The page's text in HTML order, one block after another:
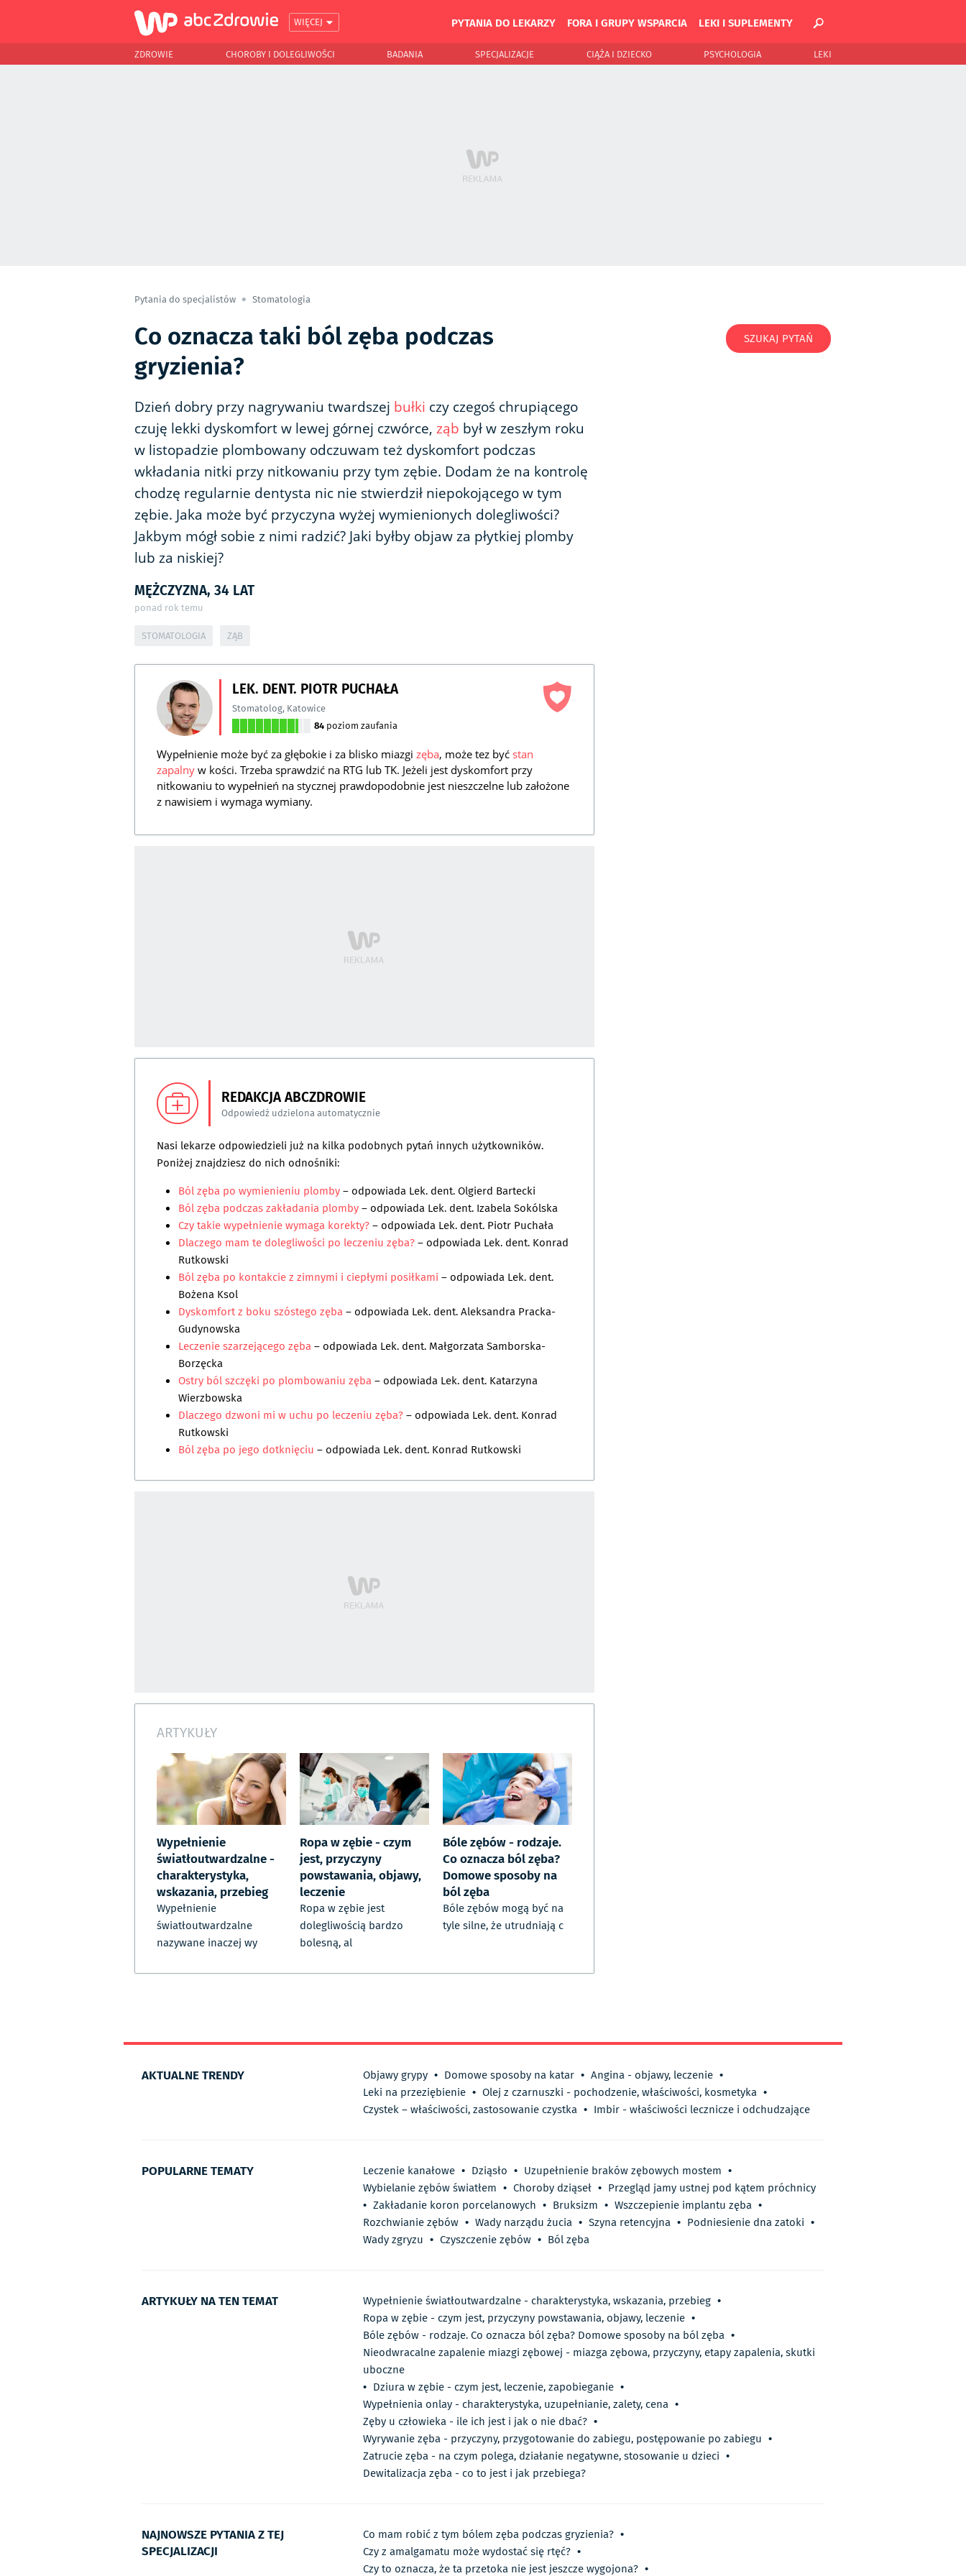
WIĘCEJ PYTANIA DO LEKARZY FORA I GRUPY WSPARCIA LEKI I SUPLEMENTY
ZDROWIE CHOROBY I DOLEGLIWOŚCI BADANIA SPECJALIZACJE CIĄŻA I DZIECKO PSYCHOLOGIA LEKI
Pytania do specjalistów Stomatologia
Co oznacza taki ból zęba podczas
gryzienia?
Dzień dobry przy nagrywaniu twardszej bułki czy czegoś chrupiącego
czuję lekki dyskomfort w lewej górnej czwórce, ząb był w zeszłym roku
w listopadzie plombowany odczuwam też dyskomfort podczas
wkładania nitki przy nitkowaniu przy tym zębie. Dodam że na kontrolę
chodzę regularnie dentysta nic nie stwierdził niepokojącego w tym
zębie. Jaka może być przyczyna wyżej wymienionych dolegliwości?
Jakbym mógł sobie z nimi radzić? Jaki byłby objaw za płytkiej plomby
lub za niskiej?
MĘŻCZYZNA, 34 LAT
ponad rok temu
STOMATOLOGIA ZĄB
LEK. DENT. PIOTR PUCHAŁA
Stomatolog, Katowice
84 poziom zaufania
Wypełnienie może być za głębokie i za blisko miazgi zęba, może tez być stan
zapalny w kości. Trzeba sprawdzić na RTG lub TK. Jeżeli jest dyskomfort przy
nitkowaniu to wypełnień na stycznej prawdopodobnie jest nieszczelne lub założone
z nawisiem i wymaga wymiany.
REDAKCJA ABCZDROWIE
Odpowiedź udzielona automatycznie
Nasi lekarze odpowiedzieli już na kilka podobnych pytań innych użytkowników.
Poniżej znajdziesz do nich odnośniki:
Ból zęba po wymienieniu plomby– odpowiada Lek. dent. Olgierd Bartecki
Ból zęba podczas zakładania plomby– odpowiada Lek. dent. Izabela Sokólska
Czy takie wypełnienie wymaga korekty?– odpowiada Lek. dent. Piotr Puchała
Dlaczego mam te dolegliwości po leczeniu zęba?– odpowiada Lek. dent. Konrad
Rutkowski
Ból zęba po kontakcie z zimnymi i ciepłymi posiłkami – odpowiada Lek. dent.
Bożena Ksol
Dyskomfort z boku szóstego zęba– odpowiada Lek. dent. Aleksandra Pracka-
Gudynowska
Leczenie szarzejącego zęba– odpowiada Lek. dent. Małgorzata Samborska-
Borzęcka
Ostry ból szczęki po plombowaniu zęba– odpowiada Lek. dent. Katarzyna
Wierzbowska
Dlaczego dzwoni mi w uchu po leczeniu zęba?– odpowiada Lek. dent. Konrad
Rutkowski
Ból zęba po jego dotknięciu – odpowiada Lek. dent. Konrad Rutkowski
ARTYKUŁY
Wypełnienie
światłoutwardzalne -
charakterystyka,
wskazania, przebieg
Wypełnienie
światłoutwardzalne
nazywane inaczej wy
Ropa w zębie - czym
jest, przyczyny
powstawania, objawy,
leczenie
Ropa w zębie jest
dolegliwością bardzo
bolesną, al
Bóle zębów - rodzaje.
Co oznacza ból zęba?
Domowe sposoby na
ból zęba
Bóle zębów mogą być na
tyle silne, że utrudniają c
SZUKAJ PYTAŃ
AKTUALNE TRENDY Objawy grypy • Domowe sposoby na katar • Angina - objawy, leczenie •
Leki na przeziębienie • Olej z czarnuszki - pochodzenie, właściwości, kosmetyka •
Czystek – właściwości, zastosowanie czystka • Imbir - właściwości lecznicze i odchudzające
POPULARNE TEMATY Leczenie kanałowe • Dziąsło • Uzupełnienie braków zębowych mostem •
Wybielanie zębów światłem • Choroby dziąseł • Przegląd jamy ustnej pod kątem próchnicy
• Zakładanie koron porcelanowych • Bruksizm • Wszczepienie implantu zęba •
Rozchwianie zębów • Wady narządu żucia • Szyna retencyjna • Podniesienie dna zatoki •
Wady zgryzu • Czyszczenie zębów • Ból zęba
ARTYKUŁY NA TEN TEMAT Wypełnienie światłoutwardzalne - charakterystyka, wskazania, przebieg •
Ropa w zębie - czym jest, przyczyny powstawania, objawy, leczenie •
Bóle zębów - rodzaje. Co oznacza ból zęba? Domowe sposoby na ból zęba •
Nieodwracalne zapalenie miazgi zębowej - miazga zębowa, przyczyny, etapy zapalenia, skutki
uboczne
• Dziura w zębie - czym jest, leczenie, zapobieganie •
Wypełnienia onlay - charakterystyka, uzupełnianie, zalety, cena •
Zęby u człowieka - ile ich jest i jak o nie dbać? •
Wyrywanie zęba - przyczyny, przygotowanie do zabiegu, postępowanie po zabiegu •
Zatrucie zęba - na czym polega, działanie negatywne, stosowanie u dzieci •
Dewitalizacja zęba - co to jest i jak przebiega?
NAJNOWSZE PYTANIA Z TEJ
SPECJALIZACJI
Co mam robić z tym bólem zęba podczas gryzienia? •
Czy z amalgamatu może wydostać się rtęć? •
Czy to oznacza, że ta przetoka nie jest jeszcze wygojona? •